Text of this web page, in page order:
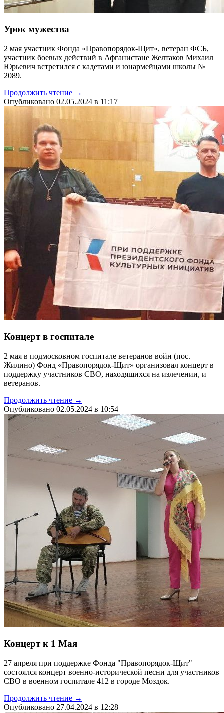
Урок мужества
2 мая участник Фонда «Правопорядок-Щит», ветеран ФСБ,
участник боевых действий в Афганистане Желтаков Михаил
Юрьевич встретился с кадетами и юнармейцами школы №
2089.
Продолжить чтение →
Опубликовано 02.05.2024 в 11:17
Концерт в госпитале
2 мая в подмосковном госпитале ветеранов войн (пос.
Жилино) Фонд «Правопорядок-Щит» организовал концерт в
поддержку участников СВО, находящихся на излечении, и
ветеранов.
Продолжить чтение →
Опубликовано 02.05.2024 в 10:54
Концерт к 1 Мая
27 апреля при поддержке Фонда "Правопорядок-Щит"
состоялся концерт военно-исторической песни для участников
СВО в военном госпитале 412 в городе Моздок.
Продолжить чтение →
Опубликовано 27.04.2024 в 12:28